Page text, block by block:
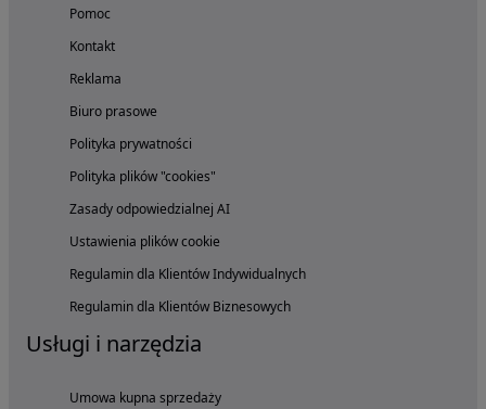
Pomoc
Kontakt
Reklama
Biuro prasowe
Polityka prywatności
Polityka plików "cookies"
Zasady odpowiedzialnej AI
Ustawienia plików cookie
Regulamin dla Klientów Indywidualnych
Regulamin dla Klientów Biznesowych
Usługi i narzędzia
Umowa kupna sprzedaży